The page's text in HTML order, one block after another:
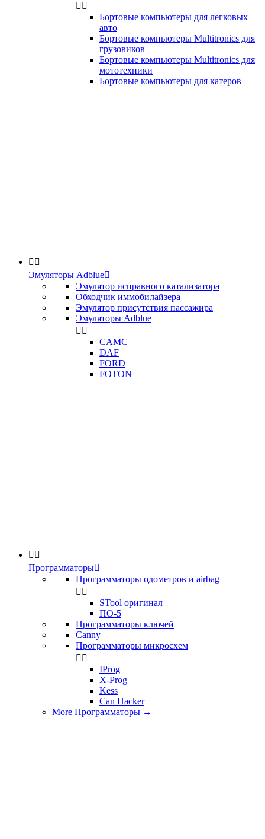
 
Бортовые компьютеры для легковых
авто
Бортовые компьютеры Multitronics для
грузовиков
Бортовые компьютеры Multitronics для
мототехники
Бортовые компьютеры для катеров
 
Эмуляторы Adblue
Эмулятор исправного катализатора
Обходчик иммобилайзера
Эмулятор присутствия пассажира
Эмуляторы Adblue
 
CAMC
DAF
FORD
FOTON
 
Программаторы
Программаторы одометров и airbag
 
STool оригинал
ПО-5
Программаторы ключей
Canny
Программаторы микросхем
 
IProg
X-Prog
Kess
Can Hacker
More Программаторы →